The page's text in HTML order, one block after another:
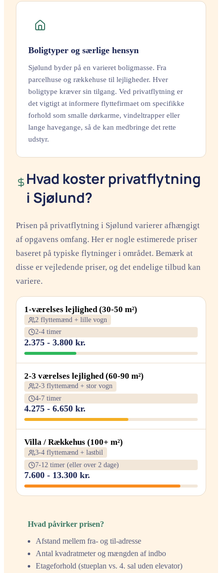
Boligtyper og særlige hensyn
Sjølund byder på en varieret boligmasse. Fra
parcelhuse og rækkehuse til lejligheder. Hver
boligtype kræver sin tilgang. Ved privatflytning er
det vigtigt at informere flyttefirmaet om specifikke
forhold som smalle dørkarme, vindeltrapper eller
lange havegange, så de kan medbringe det rette
udstyr.
Hvad koster privatflytning
i Sjølund?
Prisen på privatflytning i Sjølund varierer afhængigt
af opgavens omfang. Her er nogle estimerede priser
baseret på typiske flytninger i området. Bemærk at
disse er vejledende priser, og det endelige tilbud kan
variere.
1-værelses lejlighed (30-50 m²)
2 flyttemænd + lille vogn
2-4 timer
2.375 - 3.800 kr.
2-3 værelses lejlighed (60-90 m²)
2-3 flyttemænd + stor vogn
4-7 timer
4.275 - 6.650 kr.
Villa / Rækkehus (100+ m²)
3-4 flyttemænd + lastbil
7-12 timer (eller over 2 dage)
7.600 - 13.300 kr.
Hvad påvirker prisen?
Afstand mellem fra- og til-adresse
Antal kvadratmeter og mængden af indbo
Etageforhold (stueplan vs. 4. sal uden elevator)